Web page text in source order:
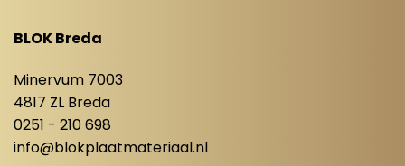
BLOK Breda
Minervum 7003
4817 ZL Breda
0251 - 210 698
info@blokplaatmateriaal.nl